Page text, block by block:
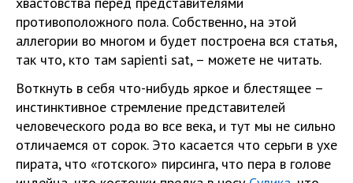
противоположного пола. Собственно, на этой
аллегории во многом и будет построена вся статья,
так что, кто там sapienti sat, – можете не читать.
Воткнуть в себя что-нибудь яркое и блестящее –
инстинктивное стремление представителей
человеческого рода во все века, и тут мы не сильно
отличаемся от сорок. Это касается что серьги в ухе
пирата, что «готского» пирсинга, что пера в голове